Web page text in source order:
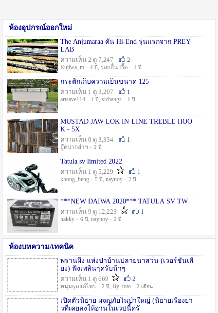
ห้องอุปกรณ์ออกใหม่
The Anjumaraa คัน Hi-End รุ่นแรกจาก PREY
LAB
ความเห็น 2 ดู 7,247
2
Rujiwa_m - 4 ปี , รอกลื่นปรื๊ด - 1 ปี
กระติกเก็บความเย็นขนาด 125
ความเห็น 1 ดู 3,207
1
artsave114 - 1 ปี , sichangs - 1 ปี
MUSTAD JAW-LOK IN-LINE TREBLE HOO
K - 5X
ความเห็น 0 ดู 3,334
1
อู๊ดปากลำฯ - 2 ปี
Tatula sv limited 2022
ความเห็น 1 ดู 5,229
1
khong_beng - 5 ปี , naynoy - 2 ปี
***NEW DAIWA 2020*** TATULA SV TW
ความเห็น 9 ดู 12,223
1
hakky - 6 ปี , naynoy - 2 ปี
ห้องบทความ/เทคนิค
พรานผึ้ง แห่งป่าบ้านปลายนาสวน (เวอร์ชั่นเสี
ยง) ฟังเพลินๆครับน้าๆ
ความเห็น 1 ดู 669
2
หนุ่มธุดงค์ไพร - 2 ปี , By_toto - 2 เดือน
เปิดตัวนิยาย ผจญภัยในป่าใหญ่ (นิยายเรื่องยา
วที่เคยลงให้อ่านในเวปนี้ครั